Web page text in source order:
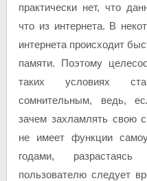
практически нет, что
что из интернета. В
интернета происходит
памяти. Поэтому
таких условиях
сомнительным, ведь,
зачем захламлять свою
не имеет функции
годами,
пользователю следует